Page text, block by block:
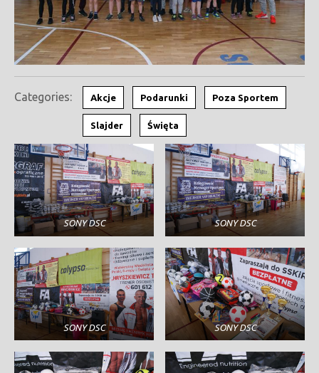
Categories: Akcje Podarunki Poza Sportem
Slajder Święta
SONY DSC SONY DSC
SONY DSC SONY DSC